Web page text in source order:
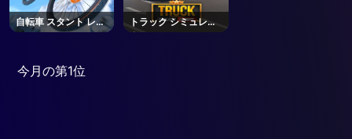
自転車 スタント レー
ス
トラック シミュレー
ター
今月の第1位